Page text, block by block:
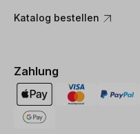
Katalog bestellen
Zahlung